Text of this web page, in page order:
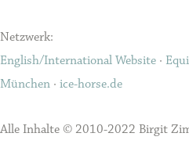
Netzwerk:
English/International Website ·
München · ice-horse.de
Alle Inhalte © 2010-2022 Birgit